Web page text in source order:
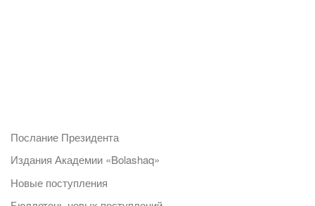
Послание Президента
Издания Академии «Bolashaq»
Новые поступления